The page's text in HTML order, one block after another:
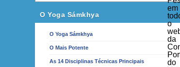
O Yoga Sámkhya
O Yoga Sámkhya
O Mais Potente
As 14 Disciplinas Técnicas Principais